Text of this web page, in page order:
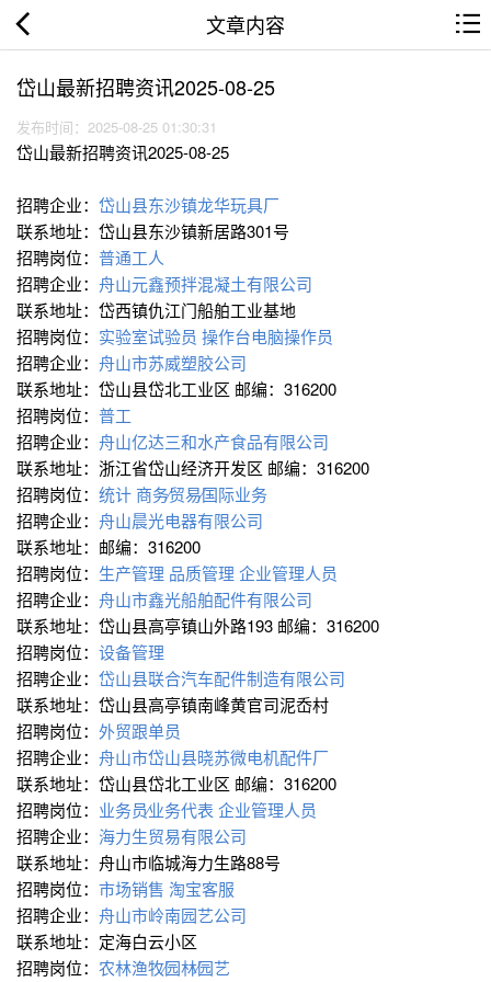
文章内容
岱山最新招聘资讯2025-08-25
发布时间：2025-08-25 01:30:31
岱山最新招聘资讯2025-08-25
招聘企业： 岱山县东沙镇龙华玩具厂
联系地址：岱山县东沙镇新居路301号
招聘岗位： 普通工人
招聘企业： 舟山元鑫预拌混凝土有限公司
联系地址：岱西镇仇江门船舶工业基地
招聘岗位： 实验室试验员 操作台电脑操作员
招聘企业： 舟山市苏威塑胶公司
联系地址：岱山县岱北工业区 邮编：316200
招聘岗位： 普工
招聘企业： 舟山亿达三和水产食品有限公司
联系地址：浙江省岱山经济开发区 邮编：316200
招聘岗位： 统计 商务∕贸易∕国际业务
招聘企业： 舟山晨光电器有限公司
联系地址：邮编：316200
招聘岗位： 生产管理 品质管理 企业管理人员
招聘企业： 舟山市鑫光船舶配件有限公司
联系地址：岱山县高亭镇山外路193 邮编：316200
招聘岗位： 设备管理
招聘企业： 岱山县联合汽车配件制造有限公司
联系地址：岱山县高亭镇南峰黄官司泥岙村
招聘岗位： 外贸跟单员
招聘企业： 舟山市岱山县晓苏微电机配件厂
联系地址：岱山县岱北工业区 邮编：316200
招聘岗位： 业务员∕业务代表 企业管理人员
招聘企业： 海力生贸易有限公司
联系地址：舟山市临城海力生路88号
招聘岗位： 市场销售 淘宝客服
招聘企业： 舟山市岭南园艺公司
联系地址：定海白云小区
招聘岗位： 农林渔牧∕园林∕园艺